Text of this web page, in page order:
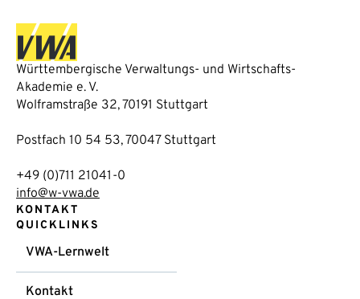
Württembergische Verwaltungs- und Wirtschafts-
Akademie e. V.
Wolframstraße 32, 70191 Stuttgart
Postfach 10 54 53, 70047 Stuttgart
+49 (0)711 21041-0
info@w-vwa.de
KONTAKT
QUICKLINKS
VWA-Lernwelt
Kontakt